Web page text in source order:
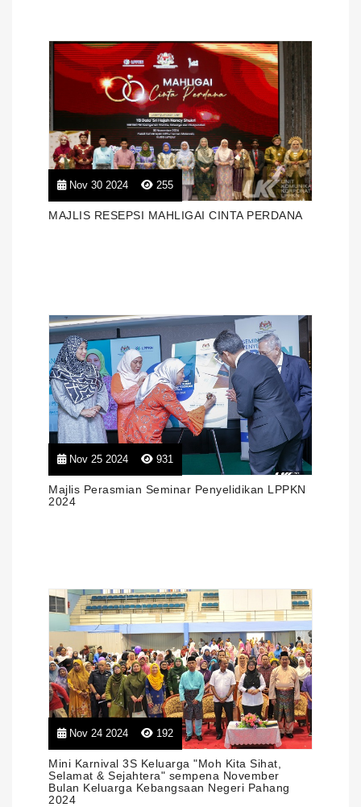
Nov 30 2024 255
MAJLIS RESEPSI MAHLIGAI CINTA PERDANA
Nov 25 2024 931
Majlis Perasmian Seminar Penyelidikan LPPKN
2024
Nov 24 2024 192
Mini Karnival 3S Keluarga "Moh Kita Sihat,
Selamat & Sejahtera" sempena November
Bulan Keluarga Kebangsaan Negeri Pahang
2024